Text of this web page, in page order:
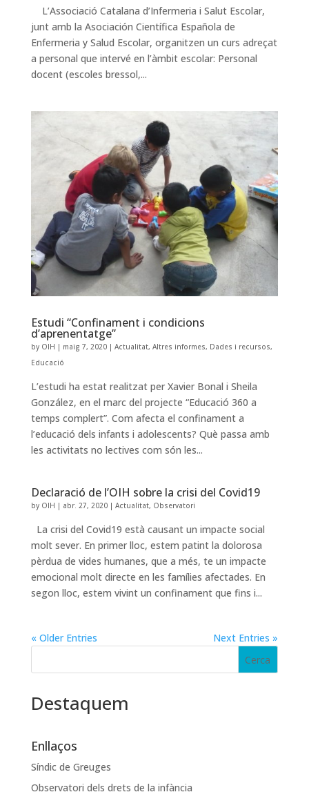
L’Associació Catalana d’Infermeria i Salut Escolar,
junt amb la Asociación Científica Española de
Enfermeria y Salud Escolar, organitzen un curs adreçat
a personal que intervé en l’àmbit escolar: Personal
docent (escoles bressol,...
Estudi “Confinament i condicions
d’aprenentatge”
by OIH | maig 7, 2020| Actualitat, Altres informes, Dades i recursos,
Educació
L’estudi ha estat realitzat per Xavier Bonal i Sheila
González, en el marc del projecte “Educació 360 a
temps complert”. Com afecta el confinament a
l’educació dels infants i adolescents? Què passa amb
les activitats no lectives com són les...
Declaració de l’OIH sobre la crisi del Covid19
by OIH | abr. 27, 2020| Actualitat, Observatori
La crisi del Covid19 està causant un impacte social
molt sever. En primer lloc, estem patint la dolorosa
pèrdua de vides humanes, que a més, te un impacte
emocional molt directe en les famílies afectades. En
segon lloc, estem vivint un confinament que fins i...
« Older Entries Next Entries »
Destaquem
Enllaços
Síndic de Greuges
Observatori dels drets de la infància